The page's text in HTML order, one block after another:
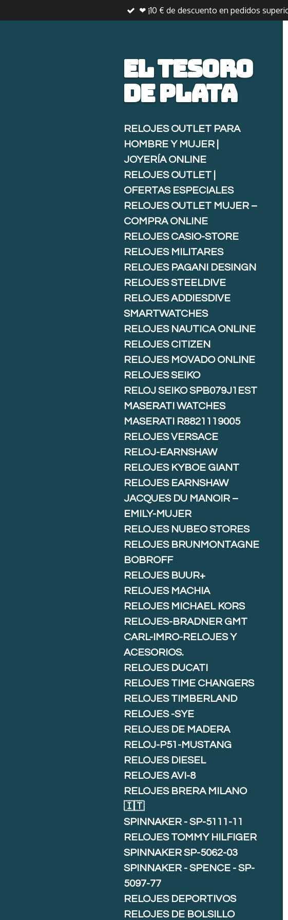
al
❤ ¡10 € de descuento en pedidos
El tesoro
deplata
RELOJES OUTLET PARA
HOMBRE Y MUJER |
JOYERÍA ONLINE
RELOJES OUTLET |
OFERTAS ESPECIALES
RELOJES OUTLET MUJER –
COMPRA ONLINE
RELOJES CASIO-STORE
RELOJES MILITARES
RELOJES PAGANI DESINGN
RELOJES STEELDIVE
RELOJES ADDIESDIVE
SMARTWATCHES
RELOJES NAUTICA ONLINE
RELOJES CITIZEN
RELOJES MOVADO ONLINE
RELOJES SEIKO
RELOJ SEIKO SPB079J1EST
MASERATI WATCHES
MASERATI R8821119005
RELOJES VERSACE
RELOJ-EARNSHAW
RELOJES KYBOE GIANT
RELOJES EARNSHAW
JACQUES DU MANOIR –
EMILY-MUJER
RELOJES NUBEO STORES
RELOJES BRUNMONTAGNE
BOBROFF
RELOJES BUUR+
RELOJES MACHIA
RELOJES MICHAEL KORS
RELOJES-BRADNER GMT
CARL-IMRO-RELOJES Y
ACESORIOS.
RELOJES DUCATI
RELOJES TIME CHANGERS
RELOJES TIMBERLAND
RELOJES -SYE
RELOJES DE MADERA
RELOJ-P51-MUSTANG
RELOJES DIESEL
RELOJES AVI-8
RELOJES BRERA MILANO
🇮🇹
SPINNAKER - SP-5111-11
RELOJES TOMMY HILFIGER
SPINNAKER SP-5062-03
SPINNAKER - SPENCE - SP-
5097-77
RELOJES DEPORTIVOS
RELOJES DE BOLSILLO